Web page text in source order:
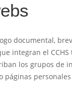
documental,
integran el
los grupos de
páginas